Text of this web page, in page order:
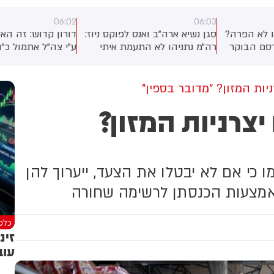
נשיא ארה״ב ואנס לפוקס ניוז:
נתניהו לא התעמת איתי
של ארה״ב, אבל כמו חברים
לפעמים יש חילוקי דעות.
בתור סגן נשיא היא לפעול עבור
דורון קדוש: זה האירוע שהוגדר
ע״י צה״ל אתמול כ״הפרה של
במבנה שאליו נכנסו הלוחמים -
והאם מדובר במטען חדש
שהוטמן שם לאחרונה.
המזון? "מדובר בספין"
המזון?
כי אם לא יבטלו את הצעד, ייערוך להן
הכנסתן לרשימה שחורה